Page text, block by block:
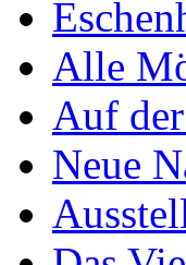
Alle
Auf
Neue